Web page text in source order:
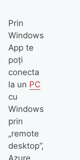
Prin
Windows
App te
poți
conecta
la un PC
cu
Windows
prin
„remote
desktop”,